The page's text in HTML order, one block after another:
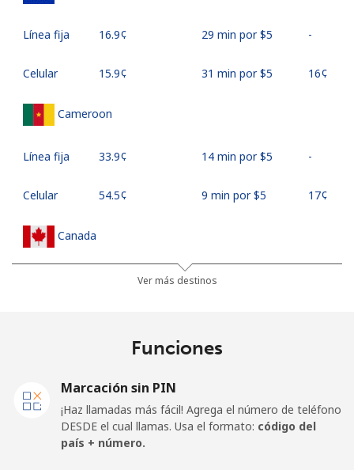
Línea fija ⁦16.9¢⁩ 29 min por ⁦$5⁩ -
Celular ⁦15.9¢⁩ 31 min por ⁦$5⁩ ⁦16¢⁩
Cameroon
Línea fija ⁦33.9¢⁩ 14 min por ⁦$5⁩ -
Celular ⁦54.5¢⁩ 9 min por ⁦$5⁩ ⁦17¢⁩
Canada
333 min por ⁦$5⁩
⁦39.5¢⁩ 12 min por ⁦$5⁩ ⁦16¢⁩
Ver más destinos
Funciones
Marcación sin PIN
¡Haz llamadas más fácil! Agrega el número de teléfono
DESDE el cual llamas. Usa el formato: código del
país + número.